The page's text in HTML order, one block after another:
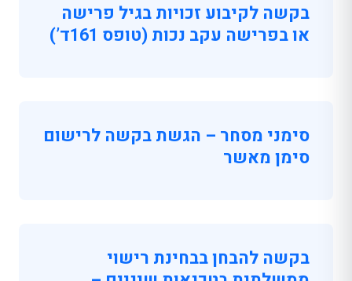
בקשה לקיבוע זכויות בגיל פרישה
או בפרישה עקב נכות (טופס 161ד’)
סימני מסחר – הגשת בקשה לרישום
סימן מאשר
בקשה להבחן בבחינת רישוי